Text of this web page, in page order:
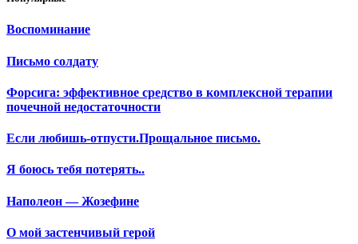
Воспоминание
Письмо солдату
Форсига: эффективное средство в комплексной терапии
почечной недостаточности
Если любишь-отпусти.Прощальное письмо.
Я боюсь тебя потерять..
Наполеон — Жозефине
О мой застенчивый герой